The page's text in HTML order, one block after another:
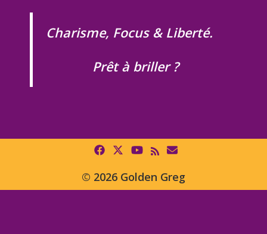
Charisme, Focus & Liberté.
Prêt à briller ?
© 2026 Golden Greg